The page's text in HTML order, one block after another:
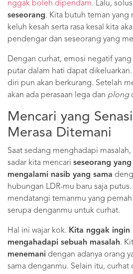
nggak boleh dipendam. Lalu,
seseorang. Kita butuh teman yang
keluh kesah serta rasa kesal kita
pendengar dan seseorang yang
Dengan curhat, emosi negatif
putar dalam hati dapat
diri pun akan berkurang. Setelah
akan ada perasaan lega dan plong
Mencari yang
Merasa Ditemani
Saat sedang menghadapi
sadar kita mencari seseorang
mengalami nasib yang sama
hubungan LDR-mu baru saja
mendatangi temanmu yang
serupa denganmu untuk curhat.
Hal ini wajar kok. Kita nggak ingin
mengahadapi sebuah masalah.
menemani dengan adanya orang
sama denganmu. Selain itu, curhat